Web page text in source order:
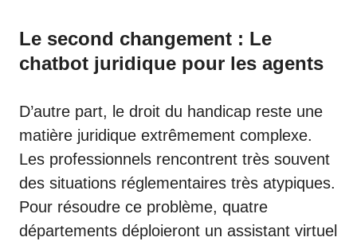
Le second changement : Le
chatbot juridique pour les agents
D’autre part, le droit du handicap reste une
matière juridique extrêmement complexe.
Les professionnels rencontrent très souvent
des situations réglementaires très atypiques.
Pour résoudre ce problème, quatre
départements déploieront un assistant virtuel